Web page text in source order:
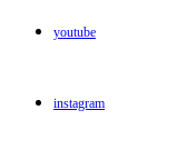
youtube
instagram